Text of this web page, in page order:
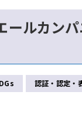
ールカン
認証・認定・